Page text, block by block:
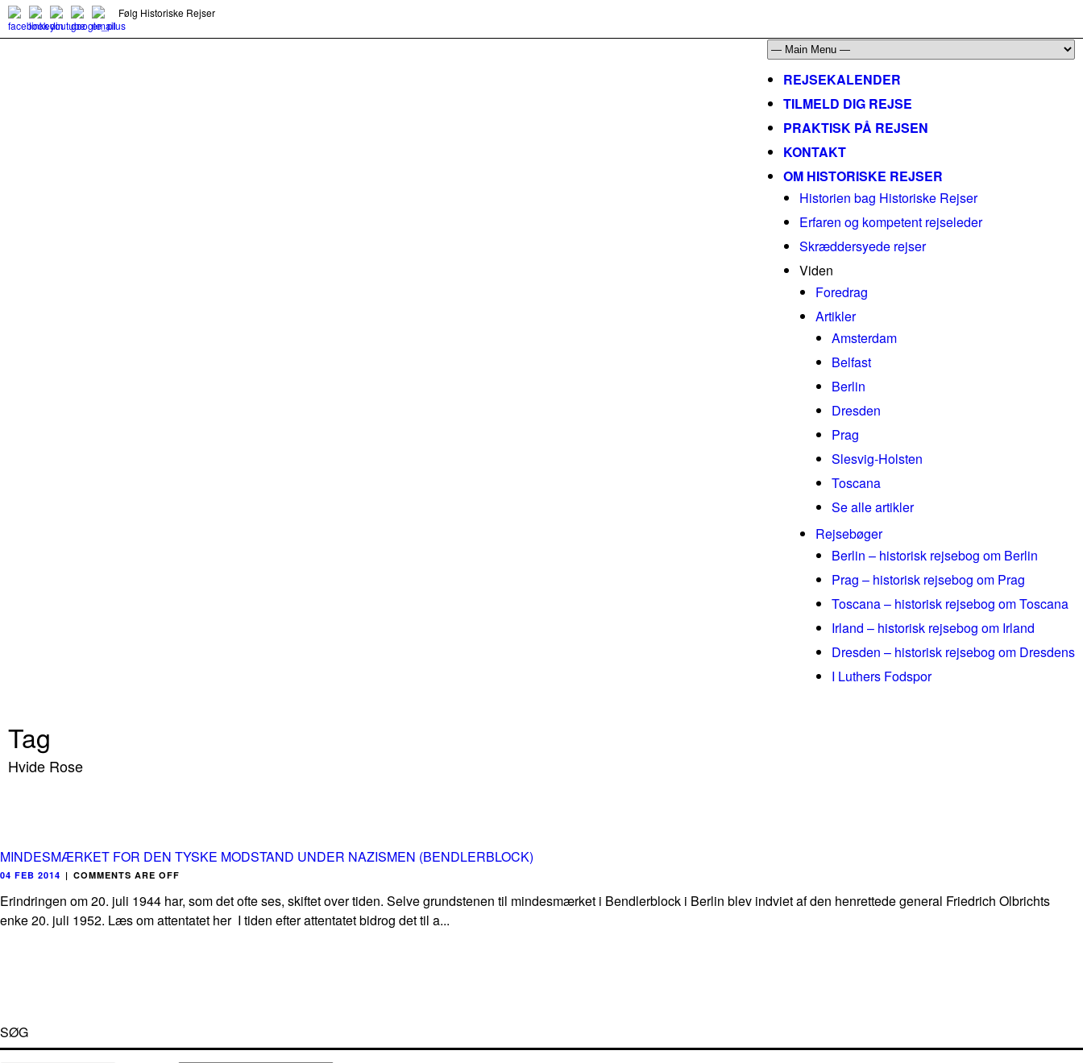
Følg Historiske Rejser
REJSEKALENDER
TILMELD DIG REJSE
PRAKTISK PÅ REJSEN
KONTAKT
OM HISTORISKE REJSER
Historien bag Historiske Rejser
Erfaren og kompetent rejseleder
Skræddersyede rejser
Viden
Foredrag
Artikler
Amsterdam
Belfast
Berlin
Dresden
Prag
Slesvig-Holsten
Toscana
Se alle artikler
Rejsebøger
Berlin – historisk rejsebog om Berlin
Prag – historisk rejsebog om Prag
Toscana – historisk rejsebog om Toscana
Irland – historisk rejsebog om Irland
Dresden – historisk rejsebog om Dresdens
I Luthers Fodspor
Tag
Hvide Rose
MINDESMÆRKET FOR DEN TYSKE MODSTAND UNDER NAZISMEN (BENDLERBLOCK)
04 FEB 2014 | COMMENTS ARE OFF
Erindringen om 20. juli 1944 har, som det ofte ses, skiftet over tiden. Selve grundstenen til mindesmærket i Bendlerblock i Berlin blev indviet af den henrettede general Friedrich Olbrichts
enke 20. juli 1952. Læs om attentatet her I tiden efter attentatet bidrog det til a...
SØG